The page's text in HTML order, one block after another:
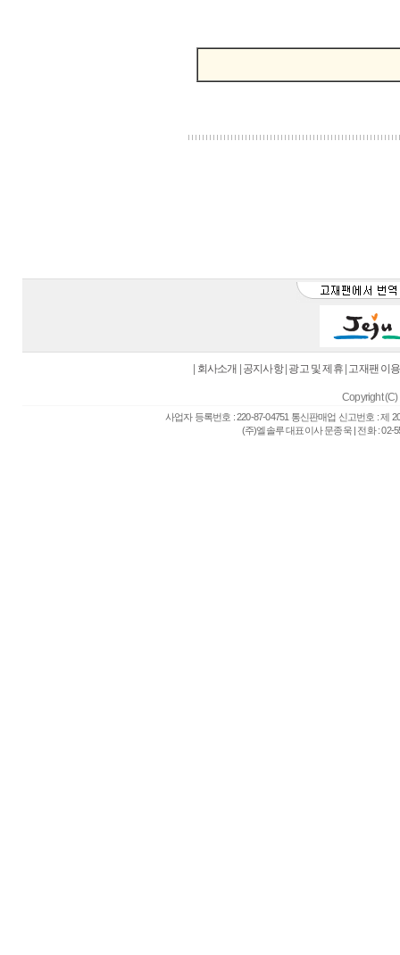
회사소개 공지사항| 광고 및 제휴| 고재팬 이
Copyright (C)
사업자 등록번호 : 220-87-04751 통신판매업 신고번호 : 제
(주)엘솔루 대표이사 문종욱 | 전화 : 02-